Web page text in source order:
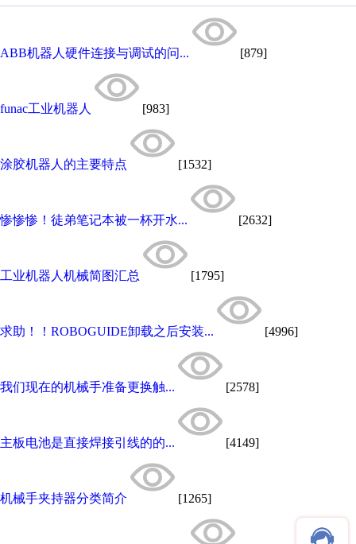
ABB机器人硬件连接与调试的问... [879]
funac工业机器人 [983]
涂胶机器人的主要特点 [1532]
惨惨惨！徒弟笔记本被一杯开水... [2632]
工业机器人机械简图汇总 [1795]
求助！！ROBOGUIDE卸载之后安装... [4996]
我们现在的机械手准备更换触... [2578]
主板电池是直接焊接引线的的... [4149]
机械手夹持器分类简介 [1265]